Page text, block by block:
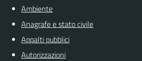
Ambiente
Anagrafe e stato civile
Appalti pubblici
Autorizzazioni